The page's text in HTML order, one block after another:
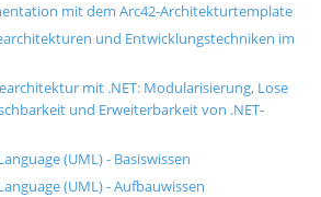
mit dem Arc42-Architekturtemplate
und Entwicklungstechniken im
mit .NET: Modularisierung, Lose
und Erweiterbarkeit von .NET-
(UML) - Basiswissen
(UML) - Aufbauwissen